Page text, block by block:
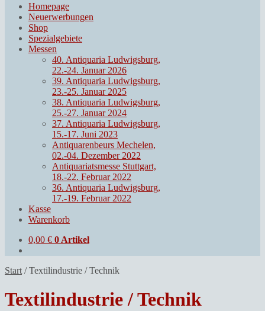
Homepage
Neuerwerbungen
Shop
Spezialgebiete
Messen
40. Antiquaria Ludwigsburg,
22.-24. Januar 2026
39. Antiquaria Ludwigsburg,
23.-25. Januar 2025
38. Antiquaria Ludwigsburg,
25.-27. Januar 2024
37. Antiquaria Ludwigsburg,
15.-17. Juni 2023
Antiquarenbeurs Mechelen,
02.-04. Dezember 2022
Antiquariatsmesse Stuttgart,
18.-22. Februar 2022
36. Antiquaria Ludwigsburg,
17.-19. Februar 2022
Kasse
Warenkorb
0,00 € 0 Artikel
Start /Textilindustrie / Technik
Textilindustrie / Technik